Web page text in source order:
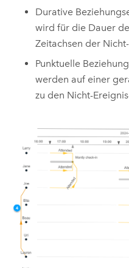
Durative
wird für die Dauer
Zeitachsen der
Punktuelle
werden auf einer
zu den Nicht-